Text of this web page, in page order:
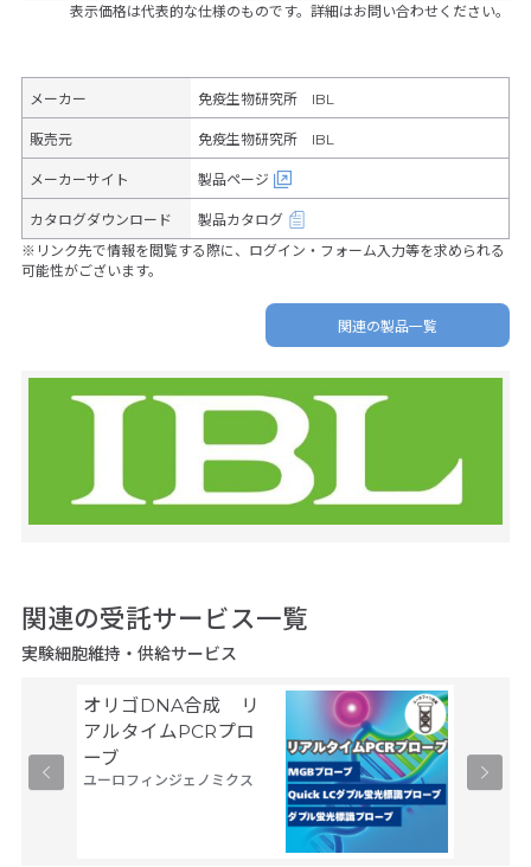
表示価格は代表的な仕様のものです。詳細はお問い合わせください。
メーカー 免疫生物研究所 IBL
販売元 免疫生物研究所 IBL
メーカーサイト 製品ページ
カタログダウンロード
製品カタログ
※リンク先で情報を閲覧する際に、ログイン・フォーム入力等を求められる
可能性がございます。
関連の製品一覧
関連の受託サービス一覧
実験細胞維持・供給サービス
オリゴDNA合成 リ
アルタイムPCRプロ
ーブ
ユーロフィンジェノミクス
現系
サーモ